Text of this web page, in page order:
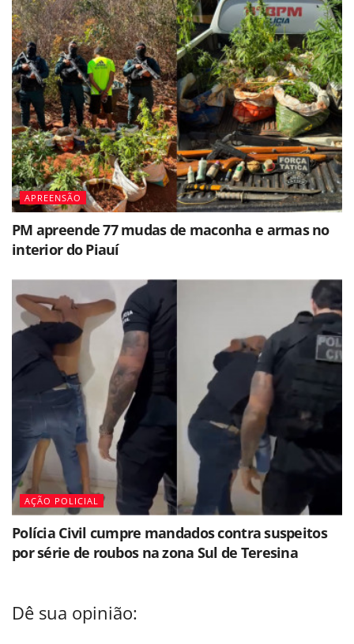
APREENSÃO
PM apreende 77 mudas de maconha e armas no
interior do Piauí
AÇÃO POLICIAL
Polícia Civil cumpre mandados contra suspeitos
por série de roubos na zona Sul de Teresina
Dê sua opinião: